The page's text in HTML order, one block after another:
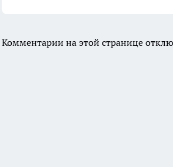
Комментарии на этой странице